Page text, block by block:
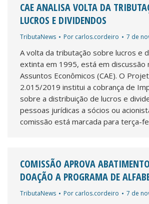
CAE ANALISA VOLTA DA
LUCROS E DIVIDENDOS
TributaNews Por carlos.cordeiro 7 de
A volta da tributação sobre lucros e
extinta em 1995, está em discussão
Assuntos Econômicos (CAE). O
2.015/2019 institui a cobrança de
sobre a distribuição de lucros e
pessoas jurídicas a sócios ou
comissão está marcada para terça-
COMISSÃO APROVA
DOAÇÃO A PROGRAMA DE
TributaNews Por carlos.cordeiro 7 de